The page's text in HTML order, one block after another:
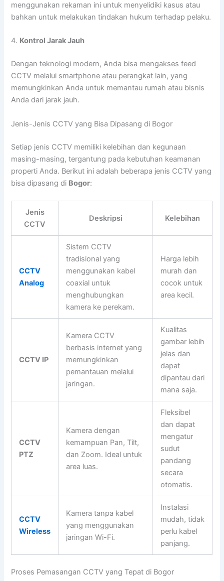
menggunakan rekaman ini untuk menyelidiki kasus atau
bahkan untuk melakukan tindakan hukum terhadap pelaku.
4. Kontrol Jarak Jauh
Dengan teknologi modern, Anda bisa mengakses feed
CCTV melalui smartphone atau perangkat lain, yang
memungkinkan Anda untuk memantau rumah atau bisnis
Anda dari jarak jauh.
Jenis-Jenis CCTV yang Bisa Dipasang di Bogor
Setiap jenis CCTV memiliki kelebihan dan kegunaan
masing-masing, tergantung pada kebutuhan keamanan
properti Anda. Berikut ini adalah beberapa jenis CCTV yang
bisa dipasang di Bogor:
Jenis
CCTV
Deskripsi Kelebihan
CCTV
Analog
Sistem CCTV
tradisional yang
menggunakan kabel
coaxial untuk
menghubungkan
kamera ke perekam.
Harga lebih
murah dan
cocok untuk
area kecil.
CCTV IP
Kamera CCTV
berbasis internet yang
memungkinkan
pemantauan melalui
jaringan.
Kualitas
gambar lebih
jelas dan
dapat
dipantau dari
mana saja.
CCTV
PTZ
Kamera dengan
kemampuan Pan, Tilt,
dan Zoom. Ideal untuk
area luas.
Fleksibel
dan dapat
mengatur
sudut
pandang
secara
otomatis.
CCTV
Wireless
Kamera tanpa kabel
yang menggunakan
jaringan Wi-Fi.
Instalasi
mudah, tidak
perlu kabel
panjang.
Proses Pemasangan CCTV yang Tepat di Bogor